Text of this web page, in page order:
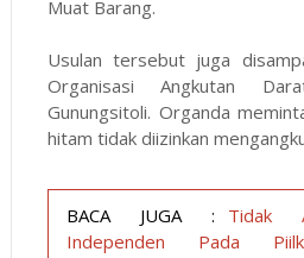
Muat Barang.
Usulan tersebut juga
Organisasi Angkutan
Gunungsitoli. Organda
hitam tidak diizinkan
BACA JUGA :
Tidak
Independen Pada